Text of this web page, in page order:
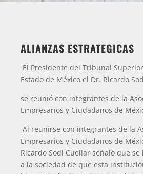
ALIANZAS ESTRATEGICAS
El Presidente del Tribunal
Estado de México el Dr. Ricardo
se reunió con integrantes de la
Empresarios y Ciudadanos de
Al reunirse con integrantes de la
Empresarios y Ciudadanos de
Ricardo Sodi Cuellar señaló que
a la sociedad de que esta